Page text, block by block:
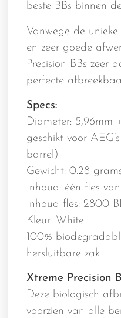
beste BBs binnen
Vanwege de
en zeer goede
Precision BBs zeer
perfecte
Specs:
Diameter: 5,96mm
geschikt voor
barrel)
Gewicht: 0.28
Inhoud: één fles
Inhoud fles: 2800
Kleur: White
100%
hersluitbare zak
Xtreme Precision
Deze biologisch
voorzien van alle